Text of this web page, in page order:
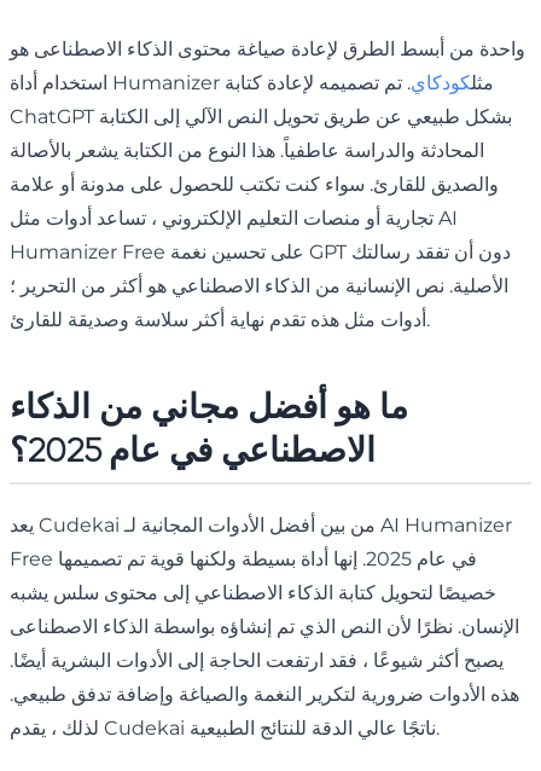
واحدة من أبسط الطرق لإعادة صياغة محتوى الذكاء الاصطناعى هو
استخدام أداة Humanizer مثلكودكاي. تم تصميمه لإعادة كتابة
ChatGPT بشكل طبيعي عن طريق تحويل النص الآلي إلى الكتابة
المحادثة والدراسة عاطفياً. هذا النوع من الكتابة يشعر بالأصالة
والصديق للقارئ. سواء كنت تكتب للحصول على مدونة أو علامة
تجارية أو منصات التعليم الإلكتروني ، تساعد أدوات مثل AI
Humanizer Free على تحسين نغمة GPT دون أن تفقد رسالتك
الأصلية. نص الإنسانية من الذكاء الاصطناعي هو أكثر من التحرير ؛
أدوات مثل هذه تقدم نهاية أكثر سلاسة وصديقة للقارئ.
ما هو أفضل مجاني من الذكاء
الاصطناعي في عام 2025؟
يعد Cudekai من بين أفضل الأدوات المجانية لـ AI Humanizer
Free في عام 2025. إنها أداة بسيطة ولكنها قوية تم تصميمها
خصيصًا لتحويل كتابة الذكاء الاصطناعي إلى محتوى سلس يشبه
الإنسان. نظرًا لأن النص الذي تم إنشاؤه بواسطة الذكاء الاصطناعى
يصبح أكثر شيوعًا ، فقد ارتفعت الحاجة إلى الأدوات البشرية أيضًا.
هذه الأدوات ضرورية لتكرير النغمة والصياغة وإضافة تدفق طبيعي.
لذلك ، يقدم Cudekai ناتجًا عالي الدقة للنتائج الطبيعية.